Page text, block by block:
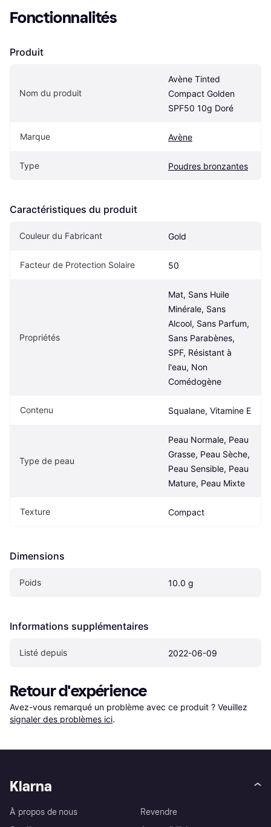
Fonctionnalités
Produit
Nom du produit
Avène Tinted
Compact Golden
SPF50 10g Doré
Marque Avène
Type Poudres bronzantes
Caractéristiques du produit
Couleur du Fabricant Gold
Facteur de Protection Solaire 50
Propriétés
Mat, Sans Huile
Minérale, Sans
Alcool, Sans Parfum,
Sans Parabènes,
SPF, Résistant à
l'eau, Non
Comédogène
Contenu Squalane, Vitamine E
Type de peau
Peau Normale, Peau
Grasse, Peau Sèche,
Peau Sensible, Peau
Mature, Peau Mixte
Texture Compact
Dimensions
Poids 10.0 g
Informations supplémentaires
Listé depuis 2022-06-09
Retour d'expérience
Avez-vous remarqué un problème avec ce produit ? Veuillez
signaler des problèmes ici.
Klarna
À propos de nous
Revendre